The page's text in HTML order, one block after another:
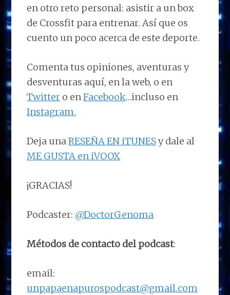
en otro reto personal: asistir a un box
de Crossfit para entrenar. Así que os
cuento un poco acerca de este deporte.
Comenta tus opiniones, aventuras y
desventuras aquí, en la web, o en
Twitter o enFacebook…incluso en
Instagram.
Deja unaRESEÑA EN iTUNESy dale al
ME GUSTA en iVOOX
¡GRACIAS!
Podcaster: @DoctorGenoma
Métodos de contacto del podcast:
email:
unpapaenapurospodcast@gmail.com